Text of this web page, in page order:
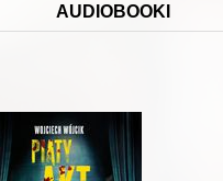
AUDIOBOOKI